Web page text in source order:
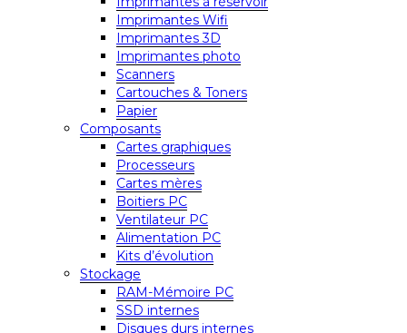
Imprimantes Wifi
Imprimantes 3D
Imprimantes photo
Scanners
Cartouches & Toners
Papier
Composants
Cartes graphiques
Processeurs
Cartes mères
Boitiers PC
Ventilateur PC
Alimentation PC
Kits d’évolution
Stockage
RAM-Mémoire PC
SSD internes
Disques durs internes